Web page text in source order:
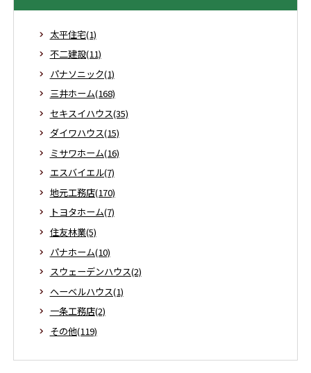
太平住宅(1)
不二建設(11)
パナソニック(1)
三井ホーム(168)
セキスイハウス(35)
ダイワハウス(15)
ミサワホーム(16)
エスバイエル(7)
地元工務店(170)
トヨタホーム(7)
住友林業(5)
パナホーム(10)
スウェーデンハウス(2)
ヘーベルハウス(1)
一条工務店(2)
その他(119)